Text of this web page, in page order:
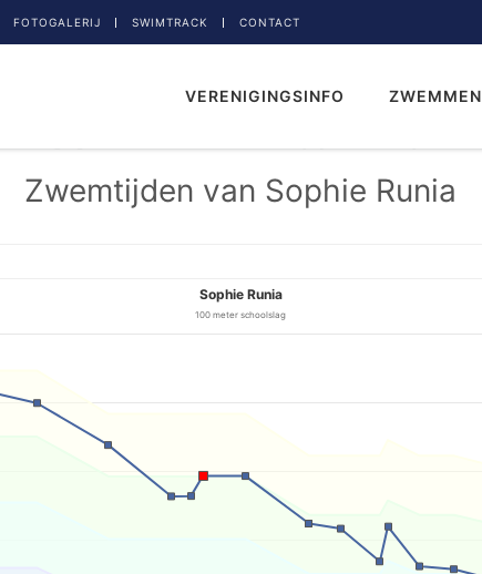
FOTOGALERIJ SWIMTRACK CONTACT
VERENIGINGSINFO ZWEMMEN
Zwemtijden van Sophie Runia
Sophie Runia
100 meter schoolslag